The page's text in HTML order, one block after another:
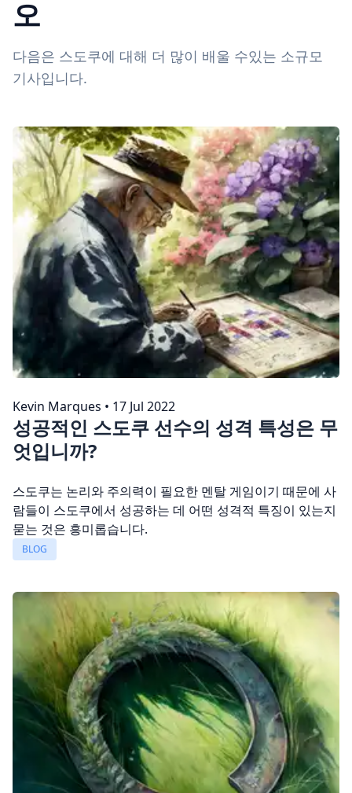
오
다음은 스도쿠에 대해 더 많이 배울 수있는 소규모
기사입니다.
Kevin Marques • 17 Jul 2022
성공적인 스도쿠 선수의 성격 특성은 무
엇입니까?
스도쿠는 논리와 주의력이 필요한 멘탈 게임이기 때문에 사
람들이 스도쿠에서 성공하는 데 어떤 성격적 특징이 있는지
묻는 것은 흥미롭습니다.
BLOG